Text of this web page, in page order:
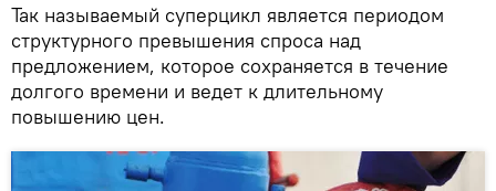
Так называемый суперцикл является периодом
структурного превышения спроса над
предложением, которое сохраняется в течение
долгого времени и ведет к длительному
повышению цен.